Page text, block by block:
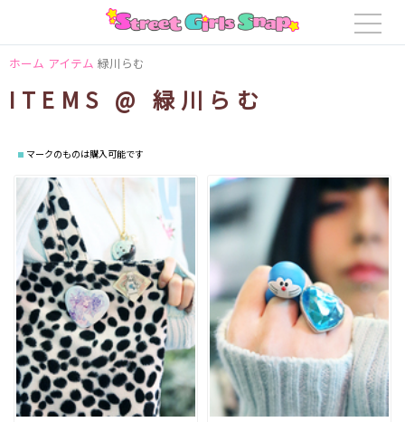
ホーム アイテム 緑川らむ
ITEMS @ 緑川らむ
マークのものは購入可能です